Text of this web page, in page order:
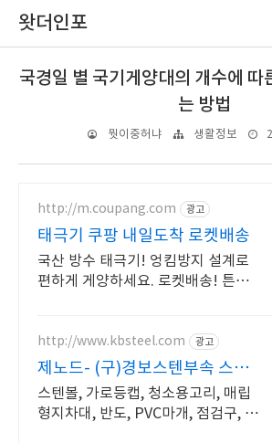
왓더인포
국경일 별 국기게양대의 개수에 따
는 방법
뭣이중허냐 생활정보
http://m.coupang.com 광고
태극기 쿠팡 내일도착 로켓배송
국산 방수 태극기! 엉킴방지 설계로
편하게 게양하세요. 로켓배송! 튼튼
http://www.kbsteel.com 광고
제노드- (구)경보스텐부속 스텐
레이저가공 절곡
스텐볼, 가로등캡, 청소용고리, 매립
형지차대, 반도, PVC마개, 점검구, 엘